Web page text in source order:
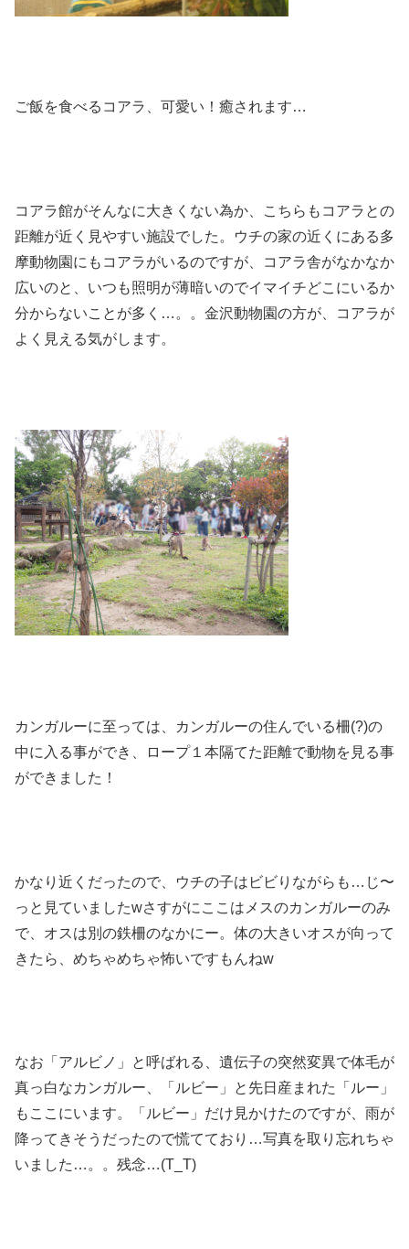
ご飯を食べるコアラ、可愛い！癒されます…
コアラ館がそんなに大きくない為か、こちらもコアラとの
距離が近く見やすい施設でした。ウチの家の近くにある多
摩動物園にもコアラがいるのですが、コアラ舎がなかなか
広いのと、いつも照明が薄暗いのでイマイチどこにいるか
分からないことが多く…。。金沢動物園の方が、コアラが
よく見える気がします。
カンガルーに至っては、カンガルーの住んでいる柵(?)の
中に入る事ができ、ロープ１本隔てた距離で動物を見る事
ができました！
かなり近くだったので、ウチの子はビビりながらも…じ〜
っと見ていましたwさすがにここはメスのカンガルーのみ
で、オスは別の鉄柵のなかにー。体の大きいオスが向って
きたら、めちゃめちゃ怖いですもんねw
なお「アルビノ」と呼ばれる、遺伝子の突然変異で体毛が
真っ白なカンガルー、「ルビー」と先日産まれた「ルー」
もここにいます。「ルビー」だけ見かけたのですが、雨が
降ってきそうだったので慌てており…写真を取り忘れちゃ
いました…。。残念…(T_T)